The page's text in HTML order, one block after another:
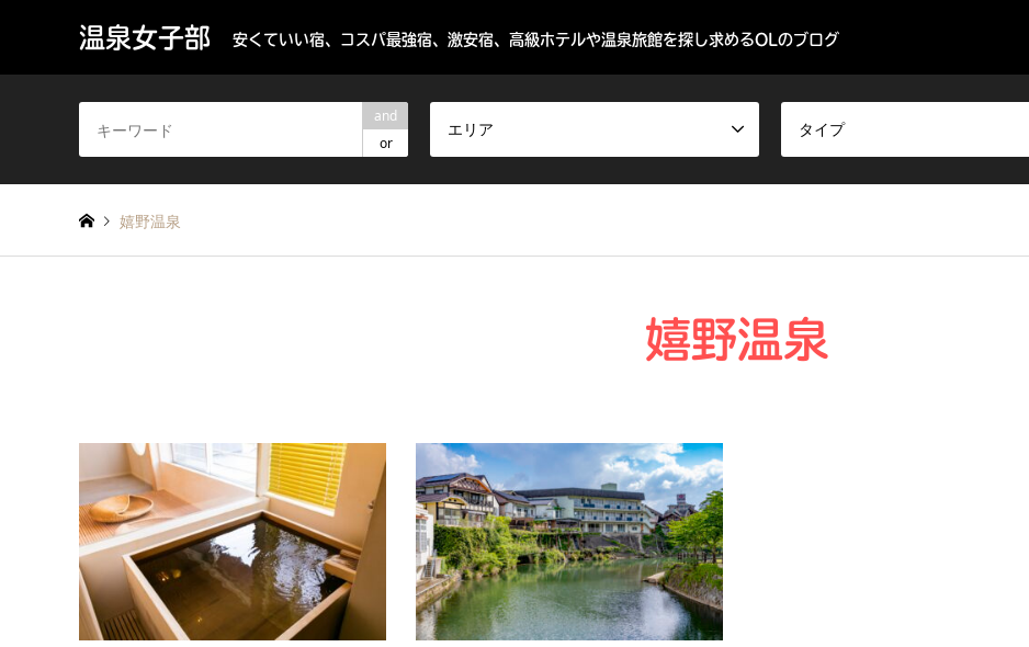
温泉女子部 安くていい宿、コスパ最強宿、激安宿、高級ホテルや温泉旅館を探し求めるOLのブログ
and
or
エリア タイプ
嬉野温泉
嬉野温泉